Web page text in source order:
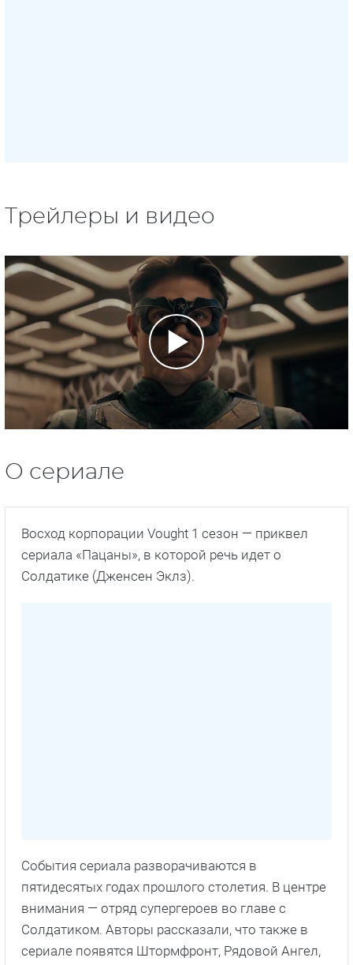
Трейлеры и видео
О сериале
Восход корпорации Vought 1 сезон — приквел
сериала «Пацаны», в которой речь идет о
Солдатике (Дженсен Эклз).
События сериала разворачиваются в
пятидесятых годах прошлого столетия. В центре
внимания — отряд супергероев во главе с
Солдатиком. Авторы рассказали, что также в
сериале появятся Штормфронт, Рядовой Ангел,